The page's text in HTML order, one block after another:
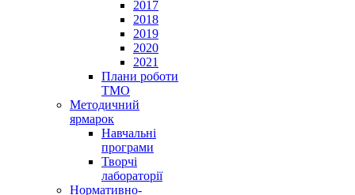
2017
2018
2019
2020
2021
Плани роботи
ТМО
Методичний
ярмарок
Навчальні
програми
Творчі
лабораторії
Нормативно-